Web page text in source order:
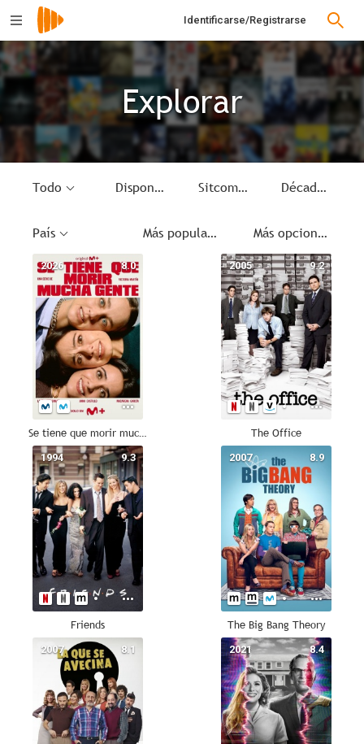
Identificarse/Registrarse
Explorar
Todo Disponible Sitcom Década
País Más populares Más opciones
8.0
2026
Se tiene que morir mucha gente
9.2
2005
The Office
9.3
1994
Friends
8.9
2007
The Big Bang Theory
8.1
2007 8.4
2021